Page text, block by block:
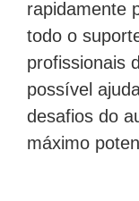
rapidamente
todo o
profissionais
possível
desafios do
máximo